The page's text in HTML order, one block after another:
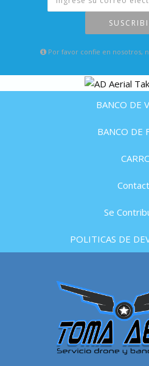
Por favor confie en nosotros,
BANCO DE
BANCO DE
Se
POLITICAS DE